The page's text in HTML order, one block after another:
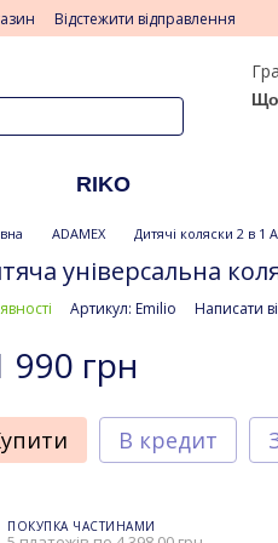
Відстежити відправлення
RIKO
ADAMEX Дитячі коляски 2 в 1
універсальна
Артикул: Emilio Написати
990 грн
В кредит
ПОКУПКА ЧАСТИНАМИ